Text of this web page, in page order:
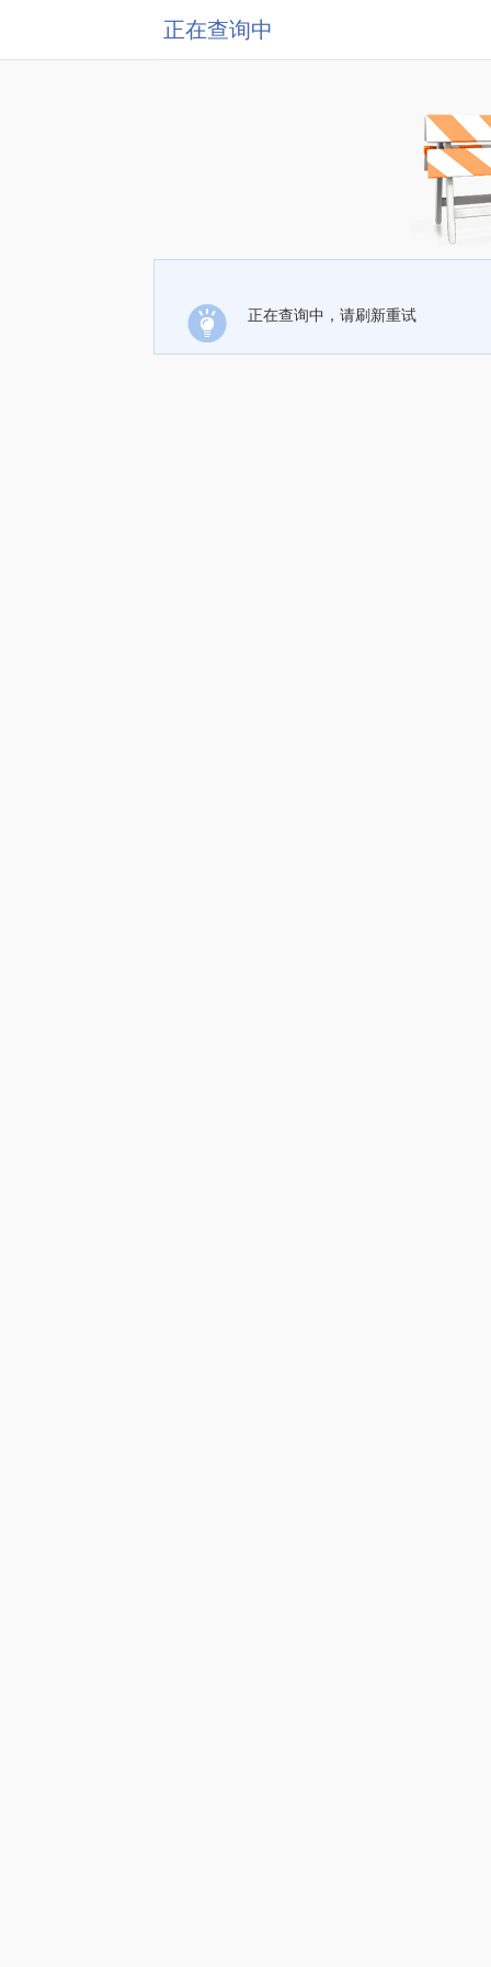
正在查询中
正在查询中，请刷新重试